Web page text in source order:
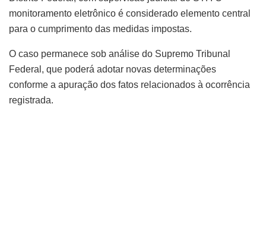
monitoramento eletrônico é considerado elemento central
para o cumprimento das medidas impostas.
O caso permanece sob análise do Supremo Tribunal
Federal, que poderá adotar novas determinações
conforme a apuração dos fatos relacionados à ocorrência
registrada.